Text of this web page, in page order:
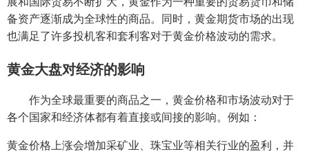
备资产逐渐成为全球性的商品。同时，黄金期货市场的出现
也满足了许多投机客和套利客对于黄金价格波动的需求。
黄金大盘对经济的影响
作为全球最重要的商品之一，黄金价格和市场波动对于
各个国家和经济体都有着直接或间接的影响。例如：
黄金价格上涨会增加采矿业、珠宝业等相关行业的盈利，并